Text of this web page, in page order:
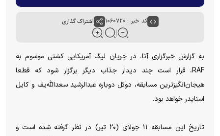
کد خبر : ۱۰۶۰۷۲۰ اشتراک گذاری
به گزارش خبرگزاری آنا، در جریان لیگ آمریکایی کشتی موسوم به
RAF، قرار است چند دیدار جذاب دیگر برگزار شود که قطعا
هیجان‌انگیزترین مسابقه، دوئل دوباره عبدالرشید سعدالله‌یف و کایل
اسنایدر خواهد بود.
تاریخ این مسابقه ۱۱ جولای (۲۰ تیر) در نظر گرفته شده است و